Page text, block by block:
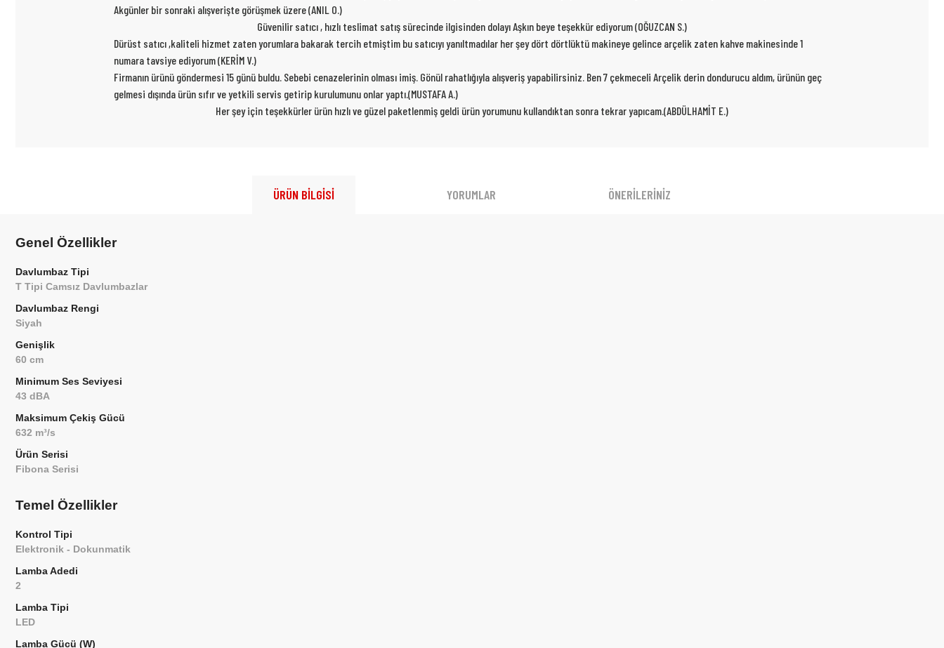
Akgünler bir sonraki alışverişte görüşmek üzere (ANIL O.)
Güvenilir satıcı , hızlı teslimat satış sürecinde ilgisinden dolayı Aşkın beye teşekkür ediyorum (OĞUZCAN S.)
Dürüst satıcı ,kaliteli hizmet zaten yorumlara bakarak tercih etmiştim bu satıcıyı yanıltmadılar her şey dört dörtlüktü makineye gelince arçelik zaten kahve makinesinde 1
numara tavsiye ediyorum (KERİM V.)
Firmanın ürünü göndermesi 15 günü buldu. Sebebi cenazelerinin olması imiş. Gönül rahatlığıyla alışveriş yapabilirsiniz. Ben 7 çekmeceli Arçelik derin dondurucu aldım, ürünün geç
gelmesi dışında ürün sıfır ve yetkili servis getirip kurulumunu onlar yaptı.(MUSTAFA A.)
Her şey için teşekkürler ürün hızlı ve güzel paketlenmiş geldi ürün yorumunu kullandıktan sonra tekrar yapıcam.(ABDÜLHAMİT E.)
ÜRÜN BİLGİSİ YORUMLAR ÖNERİLERİNİZ
Genel Özellikler
Davlumbaz Tipi
T Tipi Camsız Davlumbazlar
Davlumbaz Rengi
Siyah
Genişlik
60 cm
Minimum Ses Seviyesi
43 dBA
Maksimum Çekiş Gücü
632 m³/s
Ürün Serisi
Fibona Serisi
Temel Özellikler
Kontrol Tipi
Elektronik - Dokunmatik
Lamba Adedi
2
Lamba Tipi
LED
Lamba Gücü (W)